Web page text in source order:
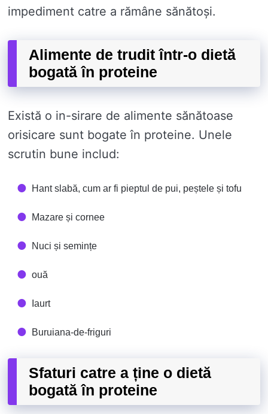
impediment catre a rămâne sănătoși.
Alimente de trudit într-o dietă
bogată în proteine
Există o in-sirare de alimente sănătoase
orisicare sunt bogate în proteine. Unele
scrutin bune includ:
Hant slabă, cum ar fi pieptul de pui, peștele și tofu
Mazare și cornee
Nuci și semințe
ouă
Iaurt
Buruiana-de-friguri
Sfaturi catre a ține o dietă
bogată în proteine